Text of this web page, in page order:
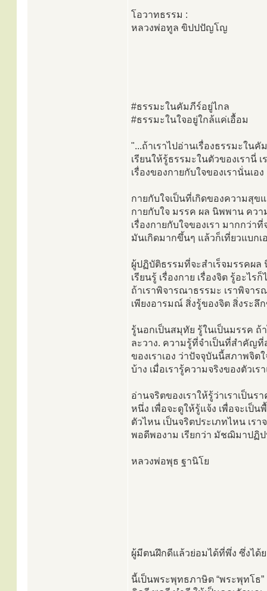
โอวาทธรรม :
หลวงพ่อทูล ขิปปปัญโญ
#ธรรมะในคัมภีร์อยู่ไกล
#ธรรมะในใจอยู่ใกล้แค่เอื้อม
"...ถ้าเราไปอ่านเรื่องธรรมะใน
เรียนให้รู้ธรรมะในตัวของเรานี่
เรื่องของกายกับใจของเรานั่นเอง
กายกับใจเป็นที่เกิดของความสุ
กายกับใจ มรรค ผล นิพพาน ควา
เรื่องกายกับใจของเรา มากกว่
มันเกิดมากขึ้นๆ แล้วก็เที่ยวแบก
ผู้ปฏิบัติธรรมที่จะสำเร็จมรรคผล
เรียนรู้ เรื่องกาย เรื่องจิต รู้อะไร
ถ้าเราพิจารณาธรรมะ เราพิจา
เพียงอารมณ์ สิ่งรู้ของจิต สิ่งระลึ
รู้นอกเป็นสมุทัย รู้ในเป็นมรรค ถ้
ละวาง. ความรู้ที่จำเป็นที่สำคัญที่
ของเราเอง ว่าปัจจุบันนี้สภาพจิต
บ้าง เมื่อเรารู้ความจริงของตัวเ
อ่านจริตของเราให้รู้ว่าเราเป็น
หนึ่ง เพื่อจะดูให้รู้แจ้ง เพื่อจะเป็น
ตัวไหน เป็นจริตประเภทไหน เร
พอดีพองาม เรียกว่า มัชฌิมาปฏิป
หลวงพ่อพุธ ฐานิโย
ผู้มีตนฝึกดีแล้วย่อมได้ที่พึ่ง ซึ่งได้
นี้เป็นพระพุทธภาษิต “พระพุทโธ